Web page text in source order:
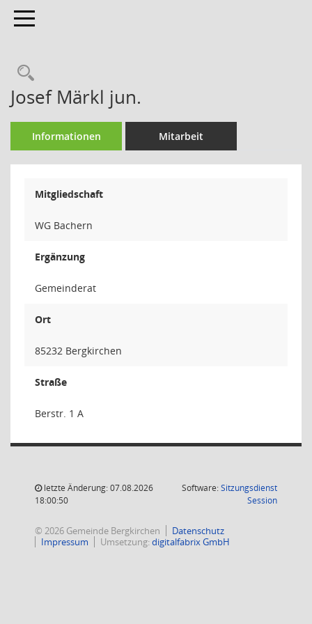
Toggle navigation
Rechercheauswahl
Josef Märkl jun.
Informationen Mitarbeit
Mitgliedschaft
WG Bachern
Ergänzung
Gemeinderat
Ort
85232 Bergkirchen
Straße
Berstr. 1 A
letzte Änderung: 07.08.2026
18:00:50
Software:Sitzungsdienst
Session(Wird in
© 2026 Gemeinde Bergkirchen
Datenschutz
Impressum
Umsetzung:digitalfabrix GmbH